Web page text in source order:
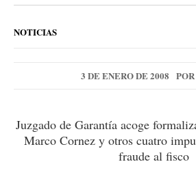
NOTICIAS
3 DE ENERO DE 2008 POR
Juzgado de Garantía acoge
Marco Cornez y otros cuatro
fraude al fisco